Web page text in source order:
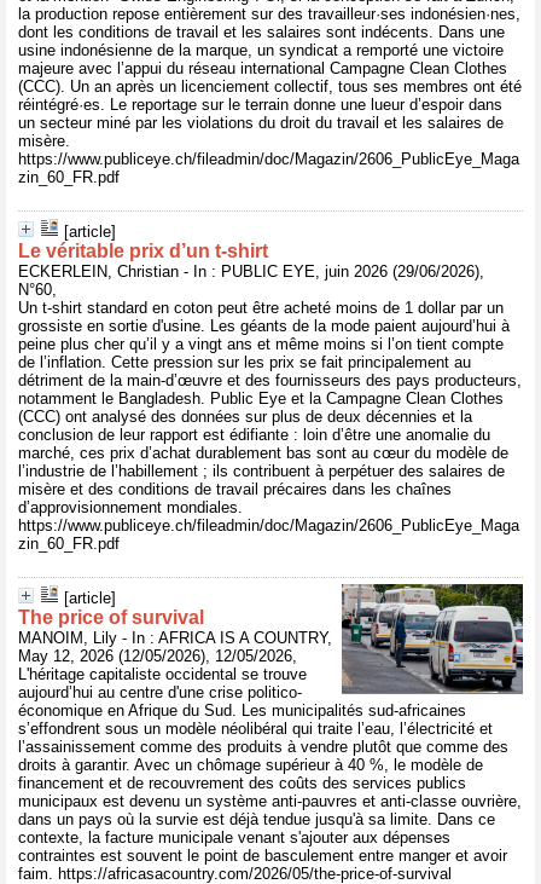
la production repose entièrement sur des travailleur·ses indonésien·nes,
dont les conditions de travail et les salaires sont indécents. Dans une
usine indonésienne de la marque, un syndicat a remporté une victoire
majeure avec l’appui du réseau international Campagne Clean Clothes
(CCC). Un an après un licenciement collectif, tous ses membres ont été
réintégré·es. Le reportage sur le terrain donne une lueur d’espoir dans
un secteur miné par les violations du droit du travail et les salaires de
misère.
https://www.publiceye.ch/fileadmin/doc/Magazin/2606_PublicEye_Maga
zin_60_FR.pdf
[article]
Le véritable prix d’un t-shirt
ECKERLEIN, Christian - In : PUBLIC EYE, juin 2026 (29/06/2026),
N°60,
Un t-shirt standard en coton peut être acheté moins de 1 dollar par un
grossiste en sortie d'usine. Les géants de la mode paient aujourd’hui à
peine plus cher qu’il y a vingt ans et même moins si l’on tient compte
de l’inflation. Cette pression sur les prix se fait principalement au
détriment de la main-d’œuvre et des fournisseurs des pays producteurs,
notamment le Bangladesh. Public Eye et la Campagne Clean Clothes
(CCC) ont analysé des données sur plus de deux décennies et la
conclusion de leur rapport est édifiante : loin d’être une anomalie du
marché, ces prix d’achat durablement bas sont au cœur du modèle de
l’industrie de l’habillement ; ils contribuent à perpétuer des salaires de
misère et des conditions de travail précaires dans les chaînes
d’approvisionnement mondiales.
https://www.publiceye.ch/fileadmin/doc/Magazin/2606_PublicEye_Maga
zin_60_FR.pdf
[article]
The price of survival
MANOIM, Lily - In : AFRICA IS A COUNTRY,
May 12, 2026 (12/05/2026), 12/05/2026,
L'héritage capitaliste occidental se trouve
aujourd’hui au centre d'une crise politico-
économique en Afrique du Sud. Les municipalités sud-africaines
s’effondrent sous un modèle néolibéral qui traite l’eau, l’électricité et
l’assainissement comme des produits à vendre plutôt que comme des
droits à garantir. Avec un chômage supérieur à 40 %, le modèle de
financement et de recouvrement des coûts des services publics
municipaux est devenu un système anti-pauvres et anti-classe ouvrière,
dans un pays où la survie est déjà tendue jusqu'à sa limite. Dans ce
contexte, la facture municipale venant s'ajouter aux dépenses
contraintes est souvent le point de basculement entre manger et avoir
faim. https://africasacountry.com/2026/05/the-price-of-survival